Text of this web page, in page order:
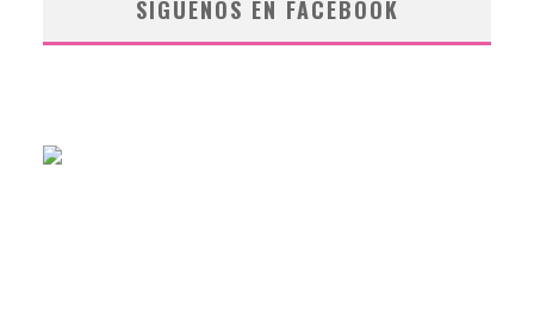
SÍGUENOS EN FACEBOOK